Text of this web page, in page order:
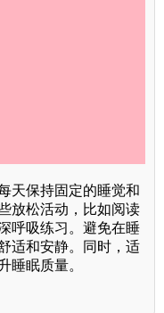
天保持固定的睡觉和
放松活动，比如阅读
呼吸练习。避免在睡
适和安静。同时，适
睡眠质量。